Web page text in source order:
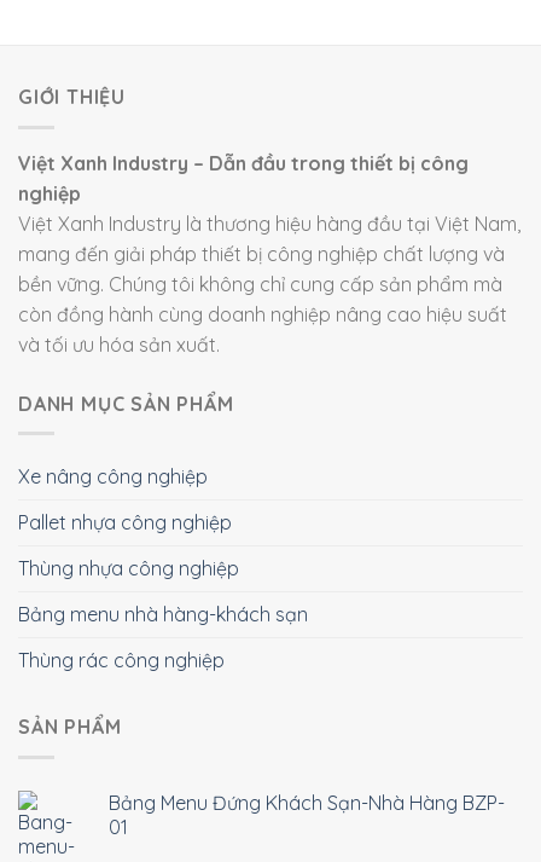
GIỚI THIỆU
Việt Xanh Industry – Dẫn đầu trong thiết bị công
nghiệp
Việt Xanh Industry là thương hiệu hàng đầu tại Việt Nam,
mang đến giải pháp thiết bị công nghiệp chất lượng và
bền vững. Chúng tôi không chỉ cung cấp sản phẩm mà
còn đồng hành cùng doanh nghiệp nâng cao hiệu suất
và tối ưu hóa sản xuất.
DANH MỤC SẢN PHẨM
Xe nâng công nghiệp
Pallet nhựa công nghiệp
Thùng nhựa công nghiệp
Bảng menu nhà hàng-khách sạn
Thùng rác công nghiệp
SẢN PHẨM
Bảng Menu Đứng Khách Sạn-Nhà Hàng BZP-
01